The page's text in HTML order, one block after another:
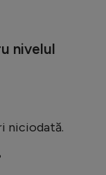
nivelul
niciodată.